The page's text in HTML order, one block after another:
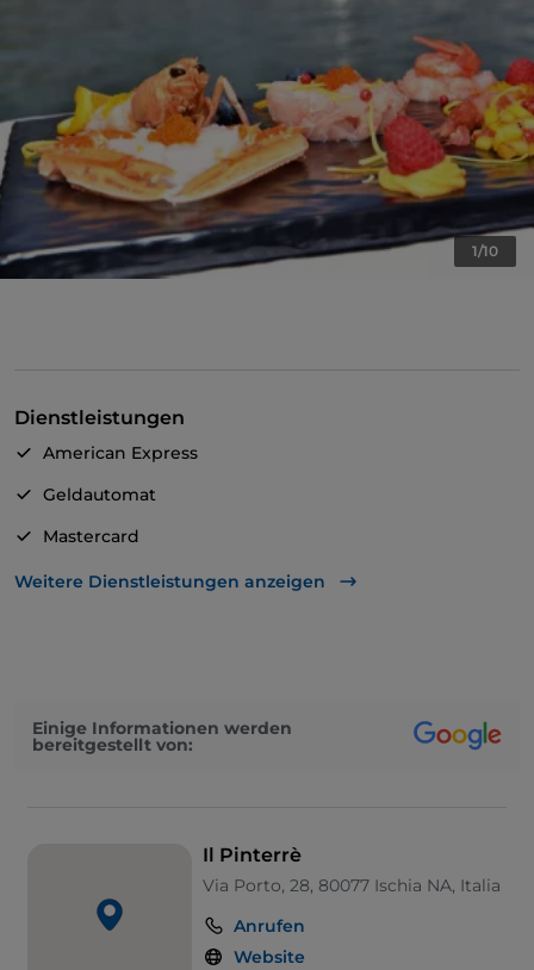
1/10
Dienstleistungen
American Express
Geldautomat
Mastercard
TheFork PAY
Haustiere erlaubt
Kindermenü
Weitere Dienstleistungen anzeigen
Einige Informationen werden
bereitgestellt von:
Il Pinterrè
Via Porto, 28, 80077 Ischia NA, Italia
Anrufen
Website